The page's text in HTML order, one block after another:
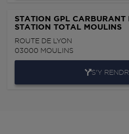
STATION GPL
STATION TOTAL MOULINS
ROUTE DE LYON
03000 MOULINS
S'Y